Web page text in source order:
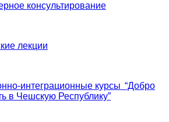
консультирование
лекции
интеграционные курсы “Добро
в Чешскую Республику”